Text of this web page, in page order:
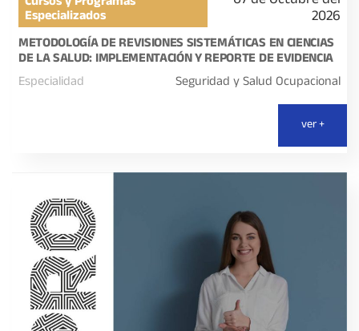
Especializados 2026
METODOLOGÍA DE REVISIONES SISTEMÁTICAS EN CIENCIAS
DE LA SALUD: IMPLEMENTACIÓN Y REPORTE DE EVIDENCIA
Especialidad
Seguridad y Salud Ocupacional
ver +